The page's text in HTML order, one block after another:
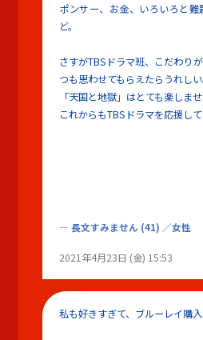
ポンサー、お金、いろいろと
ど。
さすがTBSドラマ班、こだわり
つも思わせてもらえたらうれしい
「天国と地獄」はとても楽しま
これからもTBSドラマを応援して
長文すみません (41) ／女性
2021年4月23日 (金) 15:53
私も好きすぎて、ブルーレイ購